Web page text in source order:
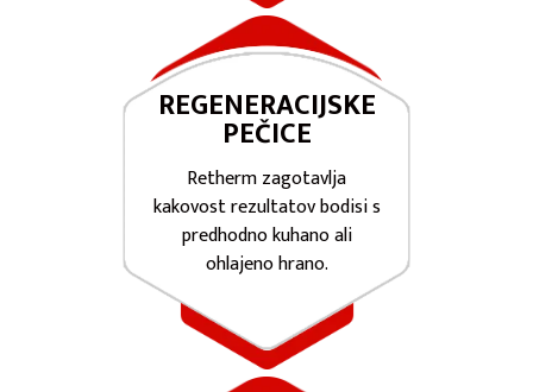
REGENERACIJSKE
PEČICE
Retherm zagotavlja
kakovost rezultatov bodisi s
predhodno kuhano ali
ohlajeno hrano.